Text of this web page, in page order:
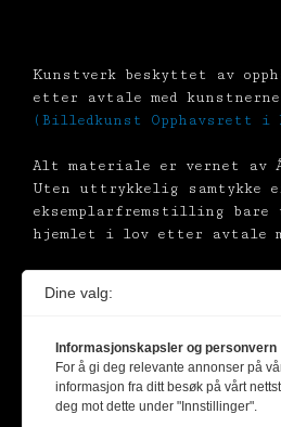
Kunstverk beskyttet av
etter avtale med
(Billedkunst Opphavsrett i
Alt materiale er vernet av
Uten uttrykkelig samtykke
eksemplarfremstilling
hjemlet i lov etter avtale
Dine valg:
Informasjonskapsler og personvern
For å gi deg relevante annonser på
informasjon fra ditt besøk på vårt
deg mot dette under "Innstillinger".